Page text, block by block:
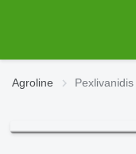
Agroline Pexlivanidis